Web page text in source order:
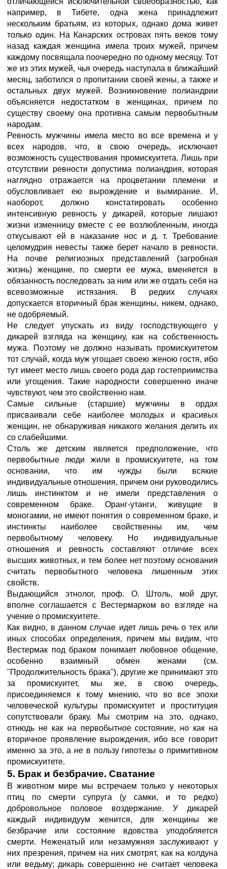
например, в Тибете, одна жена принадлежит
нескольким братьям, из которых, однако дома живет
только один. На Канарских островах пять веков тому
назад каждая женщина имела троих мужей, причем
каждому посвящала поочередно по одному месяцу. Тот
же из этих мужей, чья очередь наступала в ближайший
месяц, заботился о пропитании своей жены, а также и
остальных двух мужей. Возникновение полиандрии
объясняется недостатком в женщинах, причем по
существу своему она противна самым первобытным
народам.
Ревность мужчины имела место во все времена и у
всех народов, что, в свою очередь, исключает
возможность существования промискуитета. Лишь при
отсутствии ревности допустима полиандрия, которая
наглядно отражается на процветании племени и
обусловливает ею вырождение и вымирание. И,
наоборот, должно констатировать особенно
интенсивную ревность у дикарей, которые лишают
жизни изменницу вместе с ее возлюбленным, иногда
откусывают ей в наказание нос и д. т. Требование
целомудрия невесты также берет начало в ревности.
На почве религиозных представлений (загробная
жизнь) женщине, по смерти ее мужа, вменяется в
обязанность последовать за ним или же отдать себя на
всевозможные истязания. В редких случаях
допускается вторичный брак женщины, никем, однако,
не одобряемый.
Не следует упускать из виду господствующего у
дикарей взгляда на женщину, как на собственность
мужа. Поэтому не должно называть промискуитетом
тот случай, когда муж угощает своею женою гостя, ибо
тут имеет место лишь своего рода дар гостеприимства
или угощения. Такие народности совершенно иначе
чувствуют, чем это свойственно нам.
Самые сильные (старшие) мужчины в ордах
присваивали себе наиболее молодых и красивых
женщин, не обнаруживая никакого желания делить их
со слабейшими.
Столь же детским является предположение, что
первобытные люди жили в промискуитете, на том
основании, что им чужды были всякие
индивидуальные отношения, причем они руководились
лишь инстинктом и не имели представления о
современном браке. Оранг-утанги, живущие в
моногамии, не имеют понятия о современном браке, и
инстинкты наиболее свойственны им, чем
первобытному человеку. Но индивидуальные
отношения и ревность составляют отличие всех
высших животных, и тем более нет поэтому основания
считать первобытного человека лишенным этих
свойств.
Выдающийся этнолог, проф. О. Штоль, мой друг,
вполне соглашается с Вестермарком во взгляде на
учение о промискуитете.
Как видно, в данном случае идет лишь речь о тех или
иных способах определения, причем мы видим, что
Вестермак под браком понимает любовное общение,
особенно взаимный обмен женами (см.
"Продолжительность брака"), другие же принимают это
за промискуитет, мы же, в свою очередь,
присоединяемся к тому мнению, что во все эпохи
человеческой культуры промискуитет и проституция
сопутствовали браку. Мы смотрим на это, однако,
отнюдь не как на первобытное состояние, но как на
вторичное проявление вырождения, ибо все говорит
именно за это, а не в пользу гипотезы о примитивном
промискуитете.
5. Брак и безбрачие. Сватание
В животном мире мы встречаем только у некоторых
птиц по смерти супруга (у самки, и то редко)
добровольное половое воздержание. У дикарей
каждый индивидуум женится, для женщины же
безбрачие или состояние вдовства уподобляется
смерти. Неженатый или незамужняя заслуживают у
них презрения, причем на них смотрят, как на колдуна
или ведьму; дикарь совершенно не считает человека